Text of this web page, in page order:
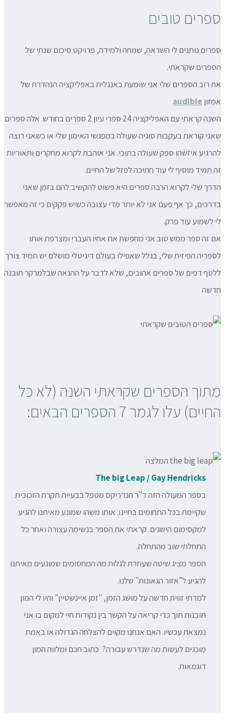
ספרים טובים
ספרים נותנים לי השראה, שמחה ולמידה, פרויקט סיכום שנתי של
הספרים שקראתי.
את רוב הספרים שלי אני שומעת באנגלית באפליקציה הנהדרת של
אמזון audible
השנה קראתי עם האפליקציה 24 ספרי עיון 2 ספרים בחודש. אלה ספרים
שאני קוראת בעקבות סוגיה שעולה במפגשי האימון שלי או כשאני רוצה
להרגיע איזשהו ספק שעולה בתוכי. אני אוהבת לקרוא מחקרים ותאוריות
זה תמיד מוסיף לי עוד חתיכה לפזל של החיים.
הדרך שלי לקרוא הרבה ספרים היא פשוט להקשיב להם בזמן שאני
בדרכים, כך אף פעם אני לא יותר מדי עצובה כשיש פקקים כי זה מאפשר
לי לשמוע עוד פרק.
אם זה ספר ממש טוב אני מחפשת את אחיו העברי ומצרפת אותו
לספריה הפיזית שלי, בגלל שאפילו בעולם דיגיטלי מושלם יש תמיד צורך
ללטף דפים של ספרים אהובים, שלא לדבר על ההנאה שבלמרקר תובנה
חדשה
מתוך הספרים שקראתי השנה (לא כל
החיים) עלו לגמר 7 הספרים הבאים:
The big Leap / Gay Hendricks
בספר המעולה הזה ד"ר הנדריקס מטפל בבעיית תקרת הזכוכית
שקיימת בכל התחומים בחיינו. אותו משהו שמונע מאיתנו להגיע
למקסימום הישגים. קראתי את הספר בנשימה עצורה ואחר כל
התחלתי שוב מהתחלה.
הספר מציג שיטה שעוזרת לגלות מה המחסומים שמונעים מאיתנו
להגיע ל"אזור הגאונות" שלנו.
למדתי זווית חדשה על מושג הזמן, "זמן איינשטיין" והיו לי המון
תובנות תוך כדי קריאה על הקשר בין נקודות חיי למקום בו אני
נמצאת עכשיו. האם אנחנו מקוים להצלחה הגדולה או באמת
מוכנים לעשות מה שנדרש עבורה? כתוב חכם ומלווה המון
דוגמאות.